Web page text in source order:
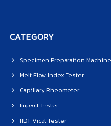
CATEGORY
Specimen Preparation Machine
Melt Flow Index Tester
Capillary Rheometer
Impact Tester
HDT Vicat Tester